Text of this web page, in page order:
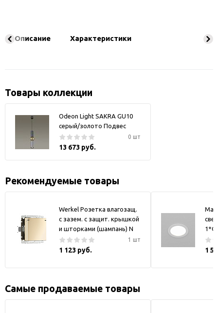
Описание Характеристики
Товары коллекции
Odeon Light SAKRA GU10
серый/золото Подвес
0 шт
13 673 руб.
Рекомендуемые товары
Werkel Розетка влагозащ.
с зазем. с защит. крышкой
и шторками (шампань) N
1 шт
1 123 руб. 1
Самые продаваемые товары